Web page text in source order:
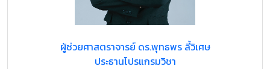
ผู้ช่วยศาสตราจารย์ ดร.พุทธพร ลี้วิเศษ
ประธานโปรแกรมวิชา